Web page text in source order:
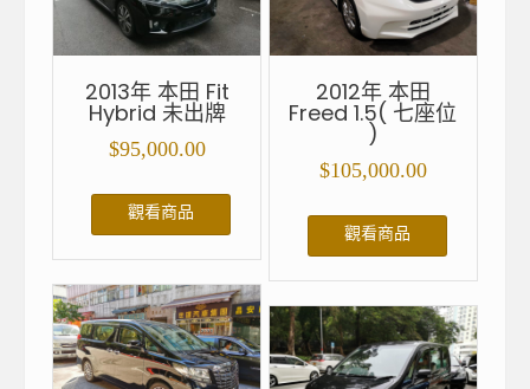
2013年 本田 Fit
Hybrid 未出牌
$95,000.00
觀看商品
2012年 本田
Freed 1.5( 七座位
)
$105,000.00
觀看商品